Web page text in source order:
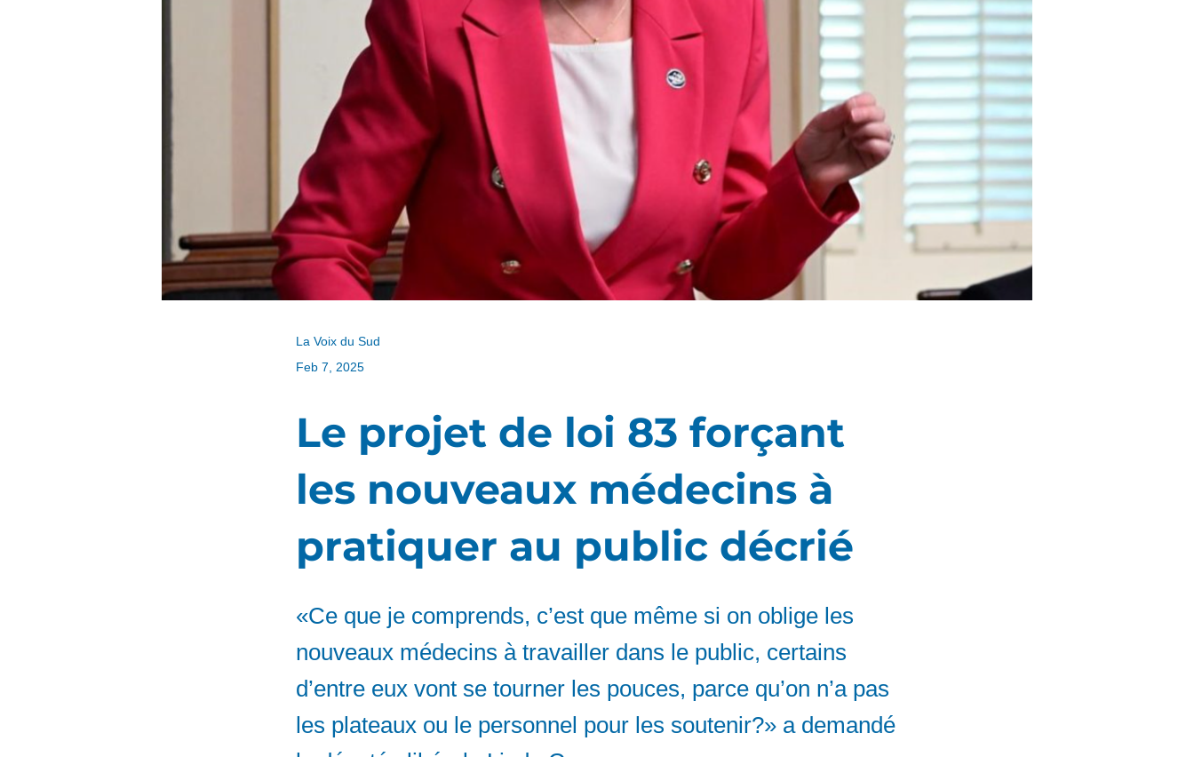
La Voix du Sud
Feb 7, 2025
Le projet de loi 83 forçant
les nouveaux médecins à
pratiquer au public décrié
«Ce que je comprends, c’est que même si on oblige les
nouveaux médecins à travailler dans le public, certains
d’entre eux vont se tourner les pouces, parce qu’on n’a pas
les plateaux ou le personnel pour les soutenir?» a demandé